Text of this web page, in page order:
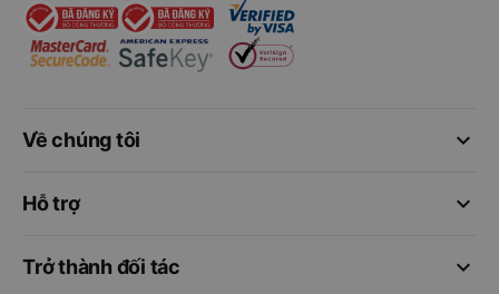
keyboard_arrow_down
Về chúng tôi
keyboard_arrow_down
Hỗ trợ
keyboard_arrow_down
Trở thành đối tác